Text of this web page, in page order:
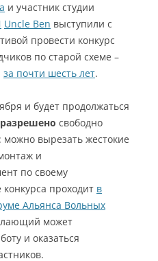
и участник студии
Uncle Ben выступили с
провести конкурс
по старой схеме –
за почти шесть лет.
и будет продолжаться
разрешено свободно
можно вырезать жестокие
и
по своему
проходит в
Альянса Вольных
может
и оказаться